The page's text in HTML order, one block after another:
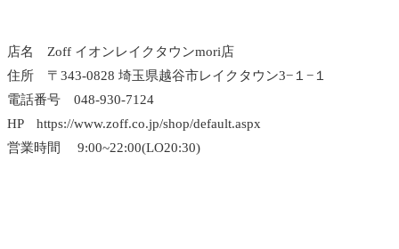
店名 Zoff イオンレイクタウンmori店
住所 〒343-0828 埼玉県越谷市レイクタウン3−１−１
電話番号 048-930-7124
HP https://www.zoff.co.jp/shop/default.aspx
営業時間 9:00~22:00(LO20:30)